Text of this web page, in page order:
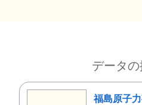
データ
福島原子